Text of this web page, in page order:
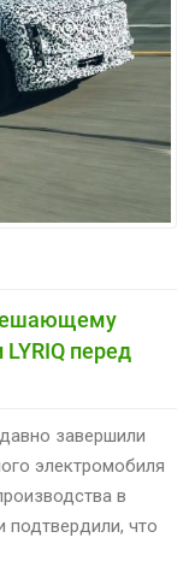
перед
завершили
электромобиля
в
подтвердили, что